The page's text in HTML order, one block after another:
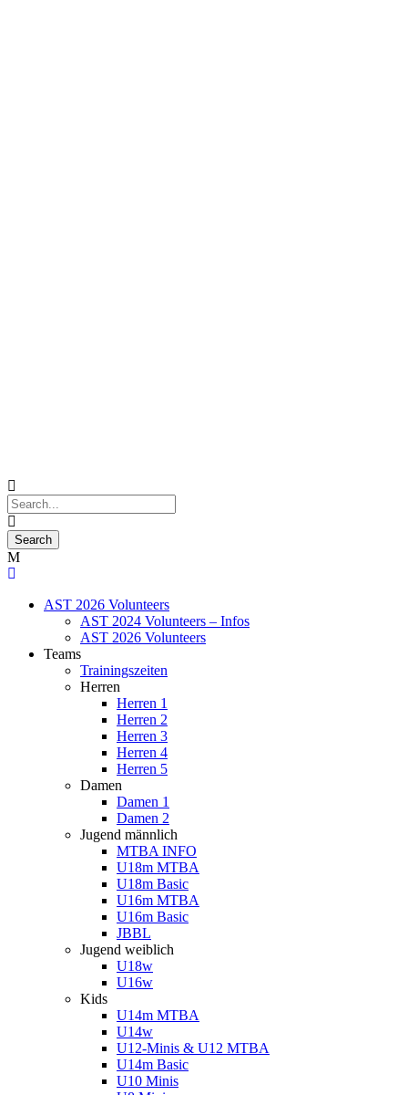
AST 2026 Volunteers
AST 2024 Volunteers – Infos
AST 2026 Volunteers
Teams
Trainingszeiten
Herren
Herren 1
Herren 2
Herren 3
Herren 4
Herren 5
Damen
Damen 1
Damen 2
Jugend männlich
MTBA INFO
U18m MTBA
U18m Basic
U16m MTBA
U16m Basic
JBBL
Jugend weiblich
U18w
U16w
Kids
U14m MTBA
U14w
U12-Minis & U12 MTBA
U14m Basic
U10 Minis